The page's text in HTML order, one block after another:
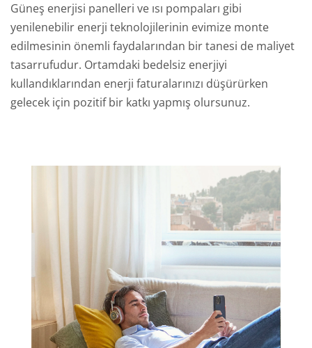
Güneş enerjisi panelleri ve ısı pompaları gibi
yenilenebilir enerji teknolojilerinin evimize monte
edilmesinin önemli faydalarından bir tanesi de maliyet
tasarrufudur. Ortamdaki bedelsiz enerjiyi
kullandıklarından enerji faturalarınızı düşürürken
gelecek için pozitif bir katkı yapmış olursunuz.